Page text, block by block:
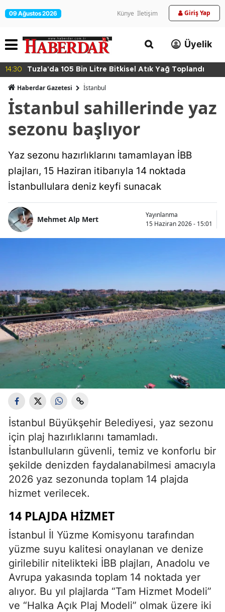
09 Ağustos 2026 Künye İletişim Giriş Yap
Üyelik
14:30 Tuzla'da 105 Bin Litre Bitkisel Atık Yağ Toplandı
Haberdar Gazetesi İ̇stanbul
İstanbul sahillerinde yaz
sezonu başlıyor
Yaz sezonu hazırlıklarını tamamlayan İBB
plajları, 15 Haziran itibarıyla 14 noktada
İstanbullulara deniz keyfi sunacak
Mehmet Alp Mert
Yayınlanma
15 Haziran 2026 - 15:01
İstanbul Büyükşehir Belediyesi, yaz sezonu
için plaj hazırlıklarını tamamladı.
İstanbulluların güvenli, temiz ve konforlu bir
şekilde denizden faydalanabilmesi amacıyla
2026 yaz sezonunda toplam 14 plajda
hizmet verilecek.
14 PLAJDA HIZMET
İstanbul İl Yüzme Komisyonu tarafından
yüzme suyu kalitesi onaylanan ve denize
girilebilir nitelikteki İBB plajları, Anadolu ve
Avrupa yakasında toplam 14 noktada yer
alıyor. Bu yıl plajlarda “Tam Hizmet Modeli”
ve “Halka Açık Plaj Modeli” olmak üzere iki